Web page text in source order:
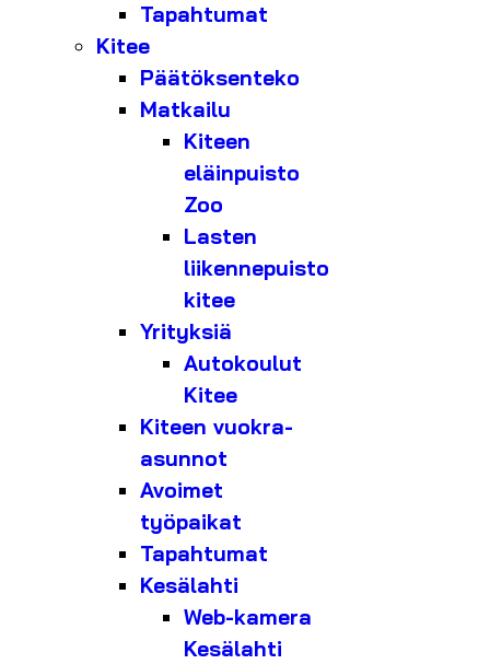
Tapahtumat
Kitee
Päätöksenteko
Matkailu
Kiteen
eläinpuisto
Zoo
Lasten
liikennepuisto
kitee
Yrityksiä
Autokoulut
Kitee
Kiteen vuokra-
asunnot
Avoimet
työpaikat
Tapahtumat
Kesälahti
Web-kamera
Kesälahti